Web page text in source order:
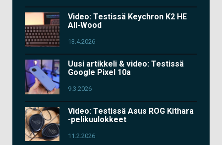
Video: Testissä Keychron K2 HE
All-Wood
13.4.2026
Uusi artikkeli & video: Testissä
Google Pixel 10a
9.3.2026
Video: Testissä Asus ROG Kithara
-pelikuulokkeet
11.2.2026